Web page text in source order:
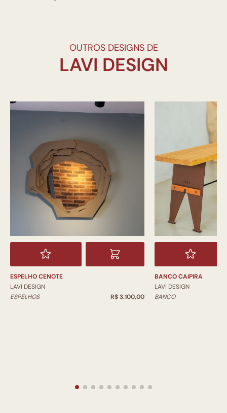
OUTROS DESIGNS DE
ESPELHO CENOTE
LAVI DESIGN
ESPELHOS
R$ 3.100,00
BANCO CAIPIRA
LAVI DESIGN
BANCO